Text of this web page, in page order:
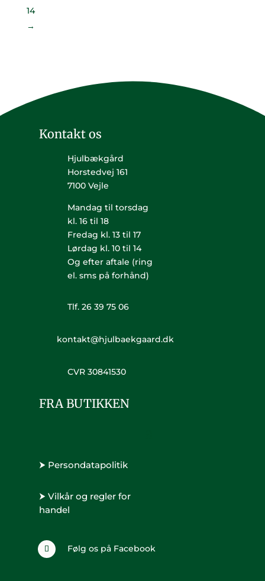
14
→
Kontakt os
Hjulbækgård
Horstedvej 161
7100 Vejle
Mandag til torsdag
kl. 16 til 18
Fredag kl. 13 til 17
Lørdag kl. 10 til 14
Og efter aftale (ring
el. sms på forhånd)
Tlf. 26 39 75 06
kontakt@hjulbaekgaard.dk
CVR 30841530
FRA BUTIKKEN
⮞ Persondatapolitik
⮞ Vilkår og regler for
handel